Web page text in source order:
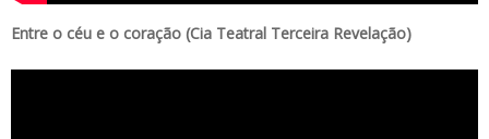
Entre o céu e o coração (Cia Teatral Terceira Revelação)